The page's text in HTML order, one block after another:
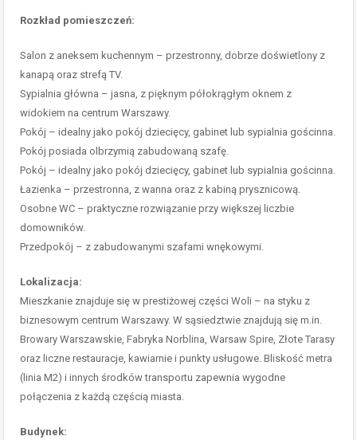
Rozkład pomieszczeń:
Salon z aneksem kuchennym – przestronny, dobrze doświetlony z
kanapą oraz strefą TV.
Sypialnia główna – jasna, z pięknym półokrągłym oknem z
widokiem na centrum Warszawy.
Pokój – idealny jako pokój dziecięcy, gabinet lub sypialnia gościnna.
Pokój posiada olbrzymią zabudowaną szafę.
Pokój – idealny jako pokój dziecięcy, gabinet lub sypialnia gościnna.
Łazienka – przestronna, z wanna oraz z kabiną prysznicową.
Osobne WC – praktyczne rozwiązanie przy większej liczbie
domowników.
Przedpokój – z zabudowanymi szafami wnękowymi.
Lokalizacja:
Mieszkanie znajduje się w prestiżowej części Woli – na styku z
biznesowym centrum Warszawy. W sąsiedztwie znajdują się m.in.
Browary Warszawskie, Fabryka Norblina, Warsaw Spire, Złote Tarasy
oraz liczne restauracje, kawiarnie i punkty usługowe. Bliskość metra
(linia M2) i innych środków transportu zapewnia wygodne
połączenia z każdą częścią miasta.
Budynek: